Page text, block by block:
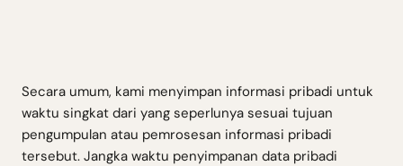
Secara umum, kami menyimpan informasi pribadi untuk
waktu singkat dari yang seperlunya sesuai tujuan
pengumpulan atau pemrosesan informasi pribadi
tersebut. Jangka waktu penyimpanan data pribadi